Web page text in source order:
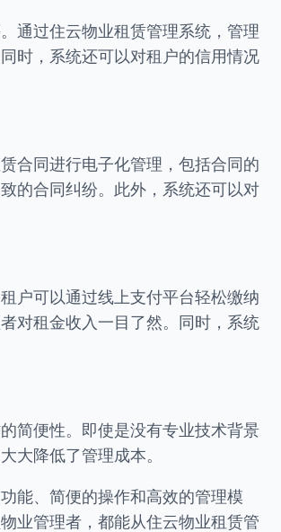
通过住云物业租赁管理系统，管理
时，系统还可以对租户的信用情况
合同进行电子化管理，包括合同的
的合同纠纷。此外，系统还可以对
户可以通过线上支付平台轻松缴纳
对租金收入一目了然。同时，系统
简便性。即使是没有专业技术背景
大降低了管理成本。
能、简便的操作和高效的管理模
业管理者，都能从住云物业租赁管